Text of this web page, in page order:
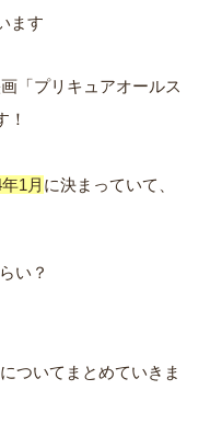
ます
「プリキュアオールス
！
1月 に決まっていて、
い？
ついてまとめていきま